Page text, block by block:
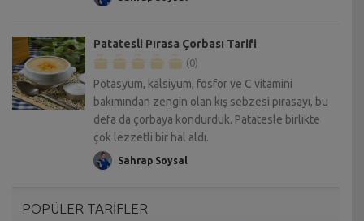
Patatesli Pırasa Çorbası Tarifi
(0)
Potasyum, kalsiyum, fosfor ve C vitamini
bakımından zengin olan kış sebzesi pırasayı, bu
defa da çorbaya kondurduk. Patatesle birlikte
çok lezzetli bir hal aldı.
Sahrap Soysal
POPÜLER TARİFLER